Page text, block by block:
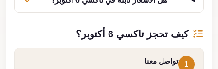
كيف تحجز تاكسي 6 أكتوبر؟
1
تواصل معنا